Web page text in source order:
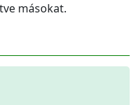
másokat.